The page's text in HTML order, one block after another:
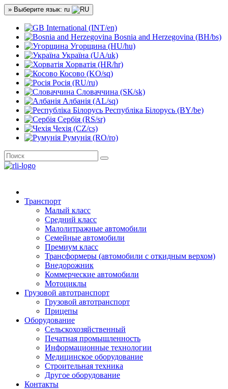
» Выберите язык: ru
International (INT/en)
Bosnia and Herzegovina (BH/bs)
Угорщина (HU/hu)
Україна (UA/uk)
Хорватія (HR/hr)
Косово (KO/sq)
Росія (RU/ru)
Словаччина (SK/sk)
Албанія (AL/sq)
Республіка Білорусь (BY/be)
Сербія (RS/sr)
Чехія (CZ/cs)
Румунія (RO/ro)
Транспорт
Малый класс
Средний класс
Малолитражные автомобили
Семейные автомобили
Премиум класс
Трансформеры (автомобили с откидным верхом)
Внедорожник
Коммерческие автомобили
Мотоциклы
Грузовой автотранспорт
Грузовой автотранспорт
Прицепы
Оборудование
Сельскохозяйственный
Печатная промышленность
Информационные технологии
Медицинское оборудование
Строительная техника
Другое оборудование
Контакты